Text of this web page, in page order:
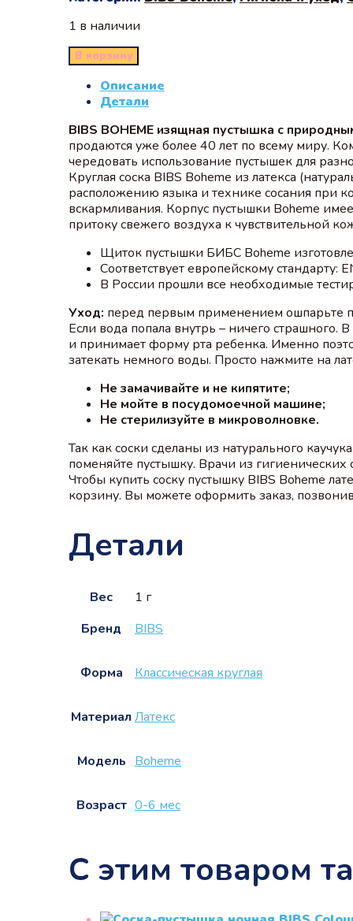
1 в наличии
В корзину
Описание
Детали
BIBS BOHEME изящная пустышка с
продаются уже более 40 лет по всему миру.
чередовать использование пустышек для
Круглая соска BIBS Boheme из латекса
расположению языка и технике сосания при
вскармливания. Корпус пустышки Boheme
притоку свежего воздуха к чувствительной
Щиток пустышки БИБС Boheme
Соответствует европейскому стандарту:
В России прошли все необходимые
Уход: перед первым применением ошпарьте
Если вода попала внутрь – ничего
и принимает форму рта ребенка. Именно
затекать немного воды. Просто нажмите на
Не замачивайте и не кипятите;
Не мойте в посудомоечной машине;
Не стерилизуйте в микроволновке.
Так как соски сделаны из натурального
поменяйте пустышку. Врачи из
Чтобы купить соску пустышку BIBS Boheme
корзину. Вы можете оформить заказ,
Детали
Вес
1 г
Бренд
BIBS
Форма Классическая круглая
Материал Латекс
Модель Boheme
Возраст 0-6 мес
С этим товаром